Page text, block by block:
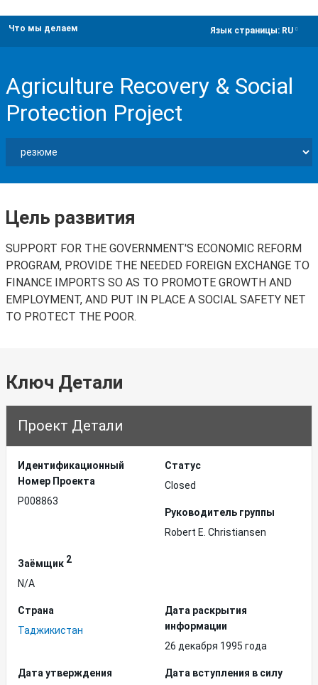
Что мы делаем Язык страницы: RU
Agriculture Recovery & Social
Protection Project
Цель развития
SUPPORT FOR THE GOVERNMENT'S ECONOMIC REFORM
PROGRAM, PROVIDE THE NEEDED FOREIGN EXCHANGE TO
FINANCE IMPORTS SO AS TO PROMOTE GROWTH AND
EMPLOYMENT, AND PUT IN PLACE A SOCIAL SAFETY NET
TO PROTECT THE POOR.
Ключ Детали
Проект Детали
Идентификационный
Hомер Проекта
P008863
Статус
Closed
Руководитель группы
Robert E. Christiansen
Заёмщик 2
N/A
Страна
Таджикистан
Дата раскрытия
информации
26 декабря 1995 года
Дата утверждения
Дата вступления в силу